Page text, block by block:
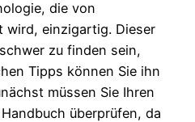
die von
wird, einzigartig. Dieser
zu finden sein,
Tipps können Sie ihn
müssen Sie Ihren
überprüfen, da